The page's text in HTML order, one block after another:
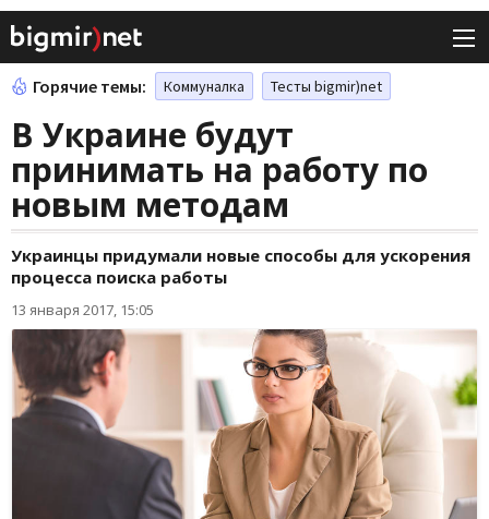
Горячие темы: Коммуналка Тесты bigmir)net
В Украине будут
принимать на работу по
новым методам
Украинцы придумали новые способы для ускорения
процесса поиска работы
13 января 2017, 15:05